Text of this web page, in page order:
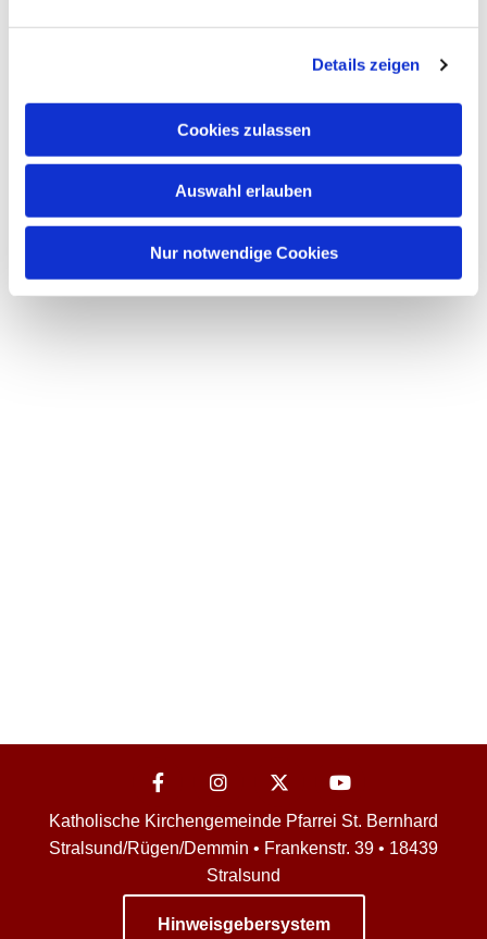
Details zeigen
Cookies zulassen
Auswahl erlauben
Nur notwendige Cookies
Dies könnte Sie auch
interessieren
Katholische Kirchengemeinde Pfarrei St. Bernhard
Stralsund/Rügen/Demmin • Frankenstr. 39 • 18439
Stralsund
Hinweisgebersystem